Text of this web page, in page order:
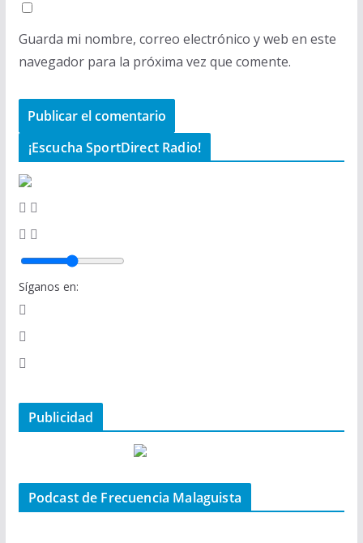
Guarda mi nombre, correo electrónico y web en este
navegador para la próxima vez que comente.
¡Escucha SportDirect Radio!
Síganos en:
Publicidad
Podcast de Frecuencia Malaguista